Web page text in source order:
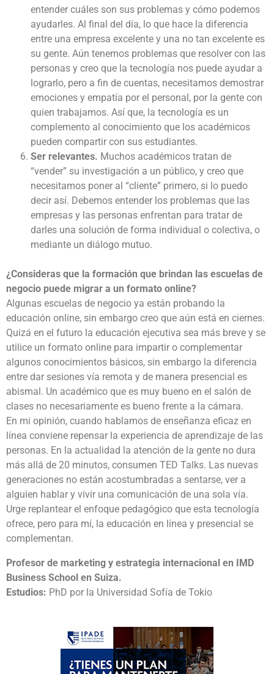
entender cuáles son sus problemas y cómo podemos
ayudarles. Al final del día, lo que hace la diferencia
entre una empresa excelente y una no tan excelente es
su gente. Aún tenemos problemas que resolver con las
personas y creo que la tecnología nos puede ayudar a
lograrlo, pero a fin de cuentas, necesitamos demostrar
emociones y empatía por el personal, por la gente con
quien trabajamos. Así que, la tecnología es un
complemento al conocimiento que los académicos
pueden compartir con sus estudiantes.
Ser relevantes. Muchos académicos tratan de
“vender” su investigación a un público, y creo que
necesitamos poner al “cliente” primero, si lo puedo
decir así. Debemos entender los problemas que las
empresas y las personas enfrentan para tratar de
darles una solución de forma individual o colectiva, o
mediante un diálogo mutuo.
¿Consideras que la formación que brindan las escuelas de
negocio puede migrar a un formato online?
Algunas escuelas de negocio ya están probando la
educación online, sin embargo creo que aún está en ciernes.
Quizá en el futuro la educación ejecutiva sea más breve y se
utilice un formato online para impartir o complementar
algunos conocimientos básicos, sin embargo la diferencia
entre dar sesiones vía remota y de manera presencial es
abismal. Un académico que es muy bueno en el salón de
clases no necesariamente es bueno frente a la cámara.
En mi opinión, cuando hablamos de enseñanza eficaz en
línea conviene repensar la experiencia de aprendizaje de las
personas. En la actualidad la atención de la gente no dura
más allá de 20 minutos, consumen TED Talks. Las nuevas
generaciones no están acostumbradas a sentarse, ver a
alguien hablar y vivir una comunicación de una sola vía.
Urge replantear el enfoque pedagógico que esta tecnología
ofrece, pero para mí, la educación en línea y presencial se
complementan.
Profesor de marketing y estrategia internacional en IMD
Business School en Suiza.
Estudios: PhD por la Universidad Sofía de Tokio